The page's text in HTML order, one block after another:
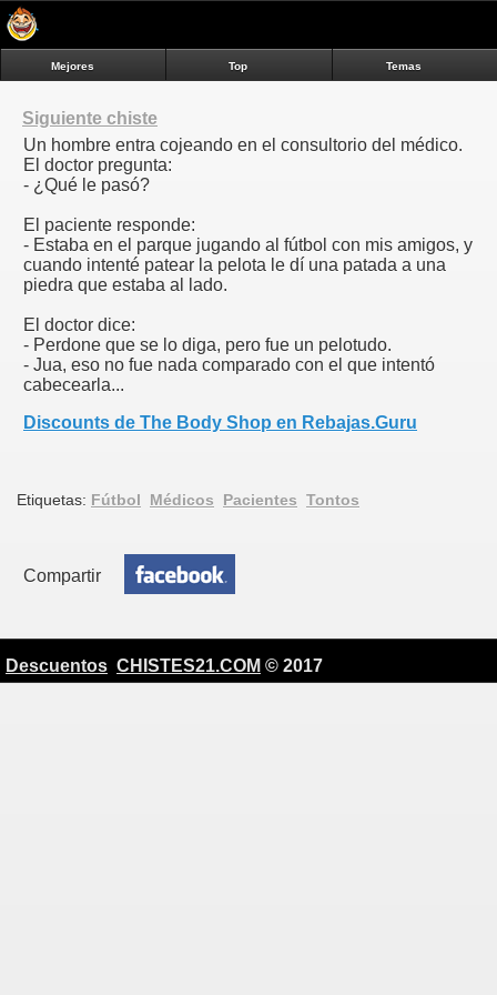
Mejores Top Temas
Siguiente chiste
Un hombre entra cojeando en el consultorio del médico.
El doctor pregunta:
- ¿Qué le pasó?
El paciente responde:
- Estaba en el parque jugando al fútbol con mis amigos, y
cuando intenté patear la pelota le dí una patada a una
piedra que estaba al lado.
El doctor dice:
- Perdone que se lo diga, pero fue un pelotudo.
- Jua, eso no fue nada comparado con el que intentó
cabecearla...
Discounts de The Body Shop en Rebajas.Guru
Etiquetas: Fútbol Médicos Pacientes Tontos
Compartir
Descuentos CHISTES21.COM © 2017